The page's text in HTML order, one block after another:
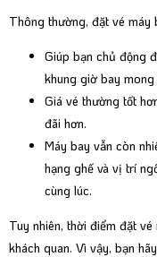
Thông thường, đặt vé máy
Giúp bạn chủ động
khung giờ bay mong
Giá vé thường tốt
đãi hơn.
Máy bay vẫn còn
hạng ghế và vị trí
cùng lúc.
Tuy nhiên, thời điểm đặt
khách quan. Vì vậy, bạn